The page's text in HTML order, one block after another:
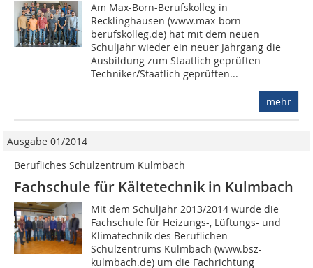
Am Max-Born-Berufskolleg in
Recklinghausen (www.max-born-
berufskolleg.de) hat mit dem neuen
Schuljahr wieder ein neuer Jahrgang die
Ausbildung zum Staatlich geprüften
Techniker/Staatlich geprüften...
mehr
Ausgabe 01/2014
Berufliches Schulzentrum Kulmbach
Fachschule für Kältetechnik in Kulmbach
Mit dem Schuljahr 2013/2014 wurde die
Fachschule für Heizungs-, Lüftungs- und
Klimatechnik des Beruflichen
Schulzentrums Kulmbach (www.bsz-
kulmbach.de) um die Fachrichtung